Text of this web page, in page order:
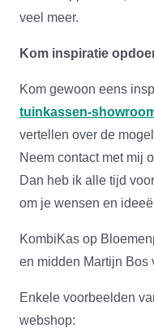
veel meer.
Kom inspiratie
Kom gewoon eens
tuinkassen-
vertellen over de
Neem contact met mij
Dan heb ik alle tijd
om je wensen en
KombiKas op
en midden Martijn Bos
Enkele voorbeelden
webshop: